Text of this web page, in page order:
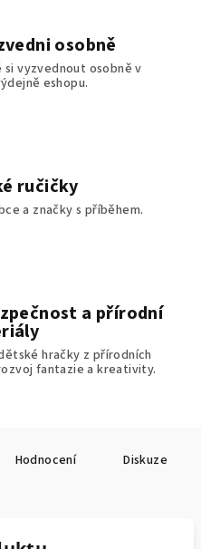
osobně
si vyzvednout osobně v
eshopu.
ručičky
a značky s příběhem.
a přírodní
hračky z přírodních
fantazie a kreativity.
Hodnocení Diskuze